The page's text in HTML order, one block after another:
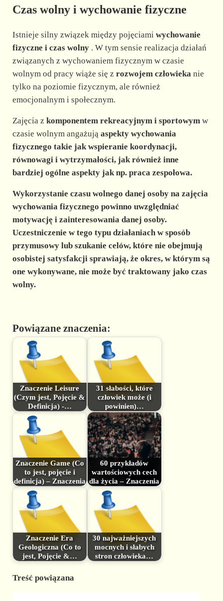
Czas wolny i wychowanie fizyczne
Istnieje silny związek między pojęciami wychowanie
fizyczne i czas wolny. W tym sensie realizacja działań
związanych z wychowaniem fizycznym w czasie
wolnym od pracy wiąże się z rozwojem człowiekanie
tylko na poziomie fizycznym, ale również
emocjonalnym i społecznym.
Zajęcia z komponentem rekreacyjnym i sportowymw
czasie wolnym angażują aspekty wychowania
fizycznego takie jak wspieranie koordynacji,
równowagi i wytrzymałości, jak również inne
bardziej ogólne aspekty jak np. praca zespołowa.
Wykorzystanie czasu wolnego danej osoby na zajęcia
wychowania fizycznego powinno uwzględniać
motywację i zainteresowaniadanej osoby.
Uczestniczenie w tego typu działaniach w sposób
przymusowy lub szukanie celów, które nie obejmują
osobistej satysfakcjisprawiają, że okres, w którym są
one wykonywane, nie może być traktowany jako czas
wolny.
Powiązane znaczenia:
Znaczenie Leisure
(Czym jest, Pojęcie &
Definicja) -…
31 słabości, które
człowiek może (i
powinien)…
Znaczenie Game (Co
to jest, pojęcie i
definicja) – Znaczenia
60 przykładów
wartościowych cech
dla życia – Znaczenia
Znaczenie Era
Geologiczna (Co to
jest, Pojęcie &…
30 najważniejszych
mocnych i słabych
stron człowieka…
Treść powiązana